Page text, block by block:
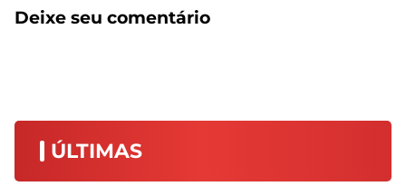
Deixe seu comentário
ÚLTIMAS